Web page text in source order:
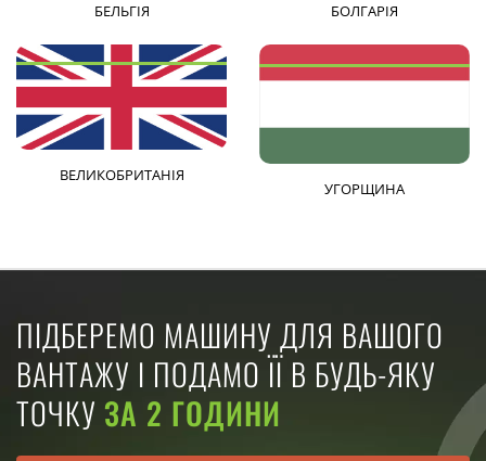
БЕЛЬГІЯ БОЛГАРІЯ
ВЕЛИКОБРИТАНІЯ
УГОРЩИНА
ПІДБЕРЕМО МАШИНУ ДЛЯ ВАШОГО
ВАНТАЖУ І ПОДАМО ЇЇ В БУДЬ-ЯКУ
ТОЧКУ ЗА 2 ГОДИНИ